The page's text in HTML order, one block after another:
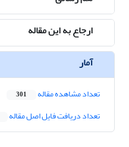
ارجاع به این مقاله
آمار
تعداد مشاهده مقاله 301
تعداد دریافت فایل اصل مقاله